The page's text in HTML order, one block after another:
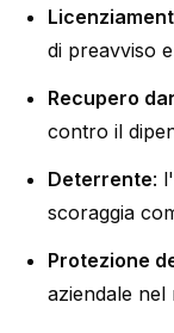
di preavviso
Recupero
contro il
Deterrente:
scoraggia
Protezione
aziendale nel